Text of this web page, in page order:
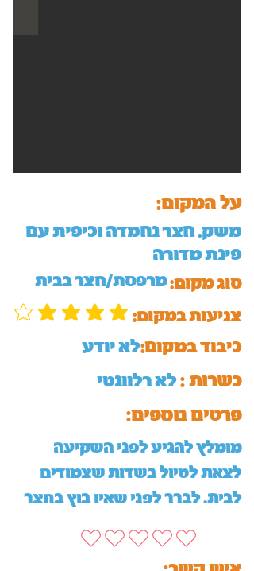
על המקום:
משק. חצר נחמדה וכיפית עם
פינת מדורה
סוג מקום:מרפסת/חצר בבית
:צניעות במקום
לא יודעכיבוד במקום:
לא רלוונטי כשרות :
:פרטים נוספים
מומלץ להגיע לפני השקיעה
לצאת לטיול בשדות שצמודים
לבית. לברר לפני שאיו בוץ בחצר